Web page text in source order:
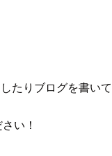
たりブログを書いて
い！